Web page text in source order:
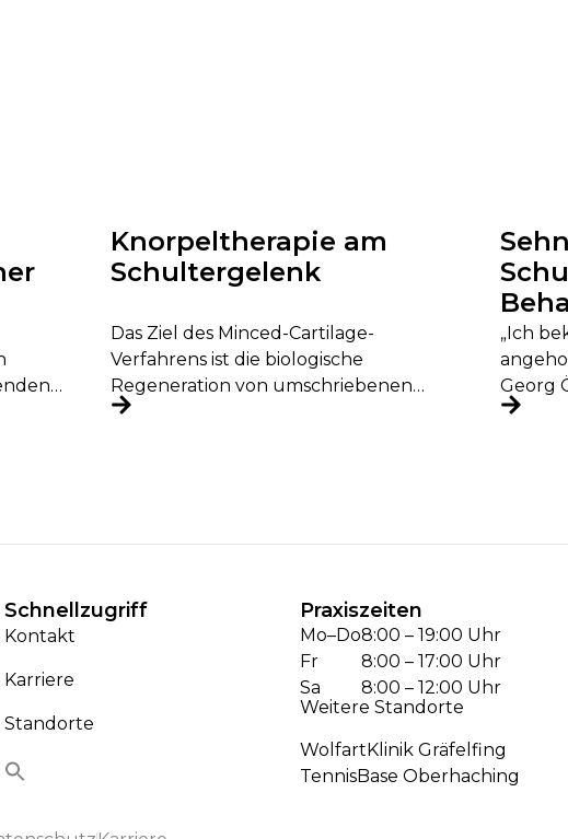
Knorpeltherapie am
Schultergelenk
Das Ziel des Minced-Cartilage-
Verfahrens ist die biologische
Regeneration von umschriebenen
Knorpeldefekten in einem einzigen
„Ich
Georg
Schnellzugriff
Kontakt
Karriere
Standorte
Praxiszeiten
Mo–Do
Fr
Sa
8:00 – 19:00 Uhr
8:00 – 17:00 Uhr
8:00 – 12:00 Uhr
Weitere Standorte
WolfartKlinik Gräfelfing
TennisBase Oberhaching